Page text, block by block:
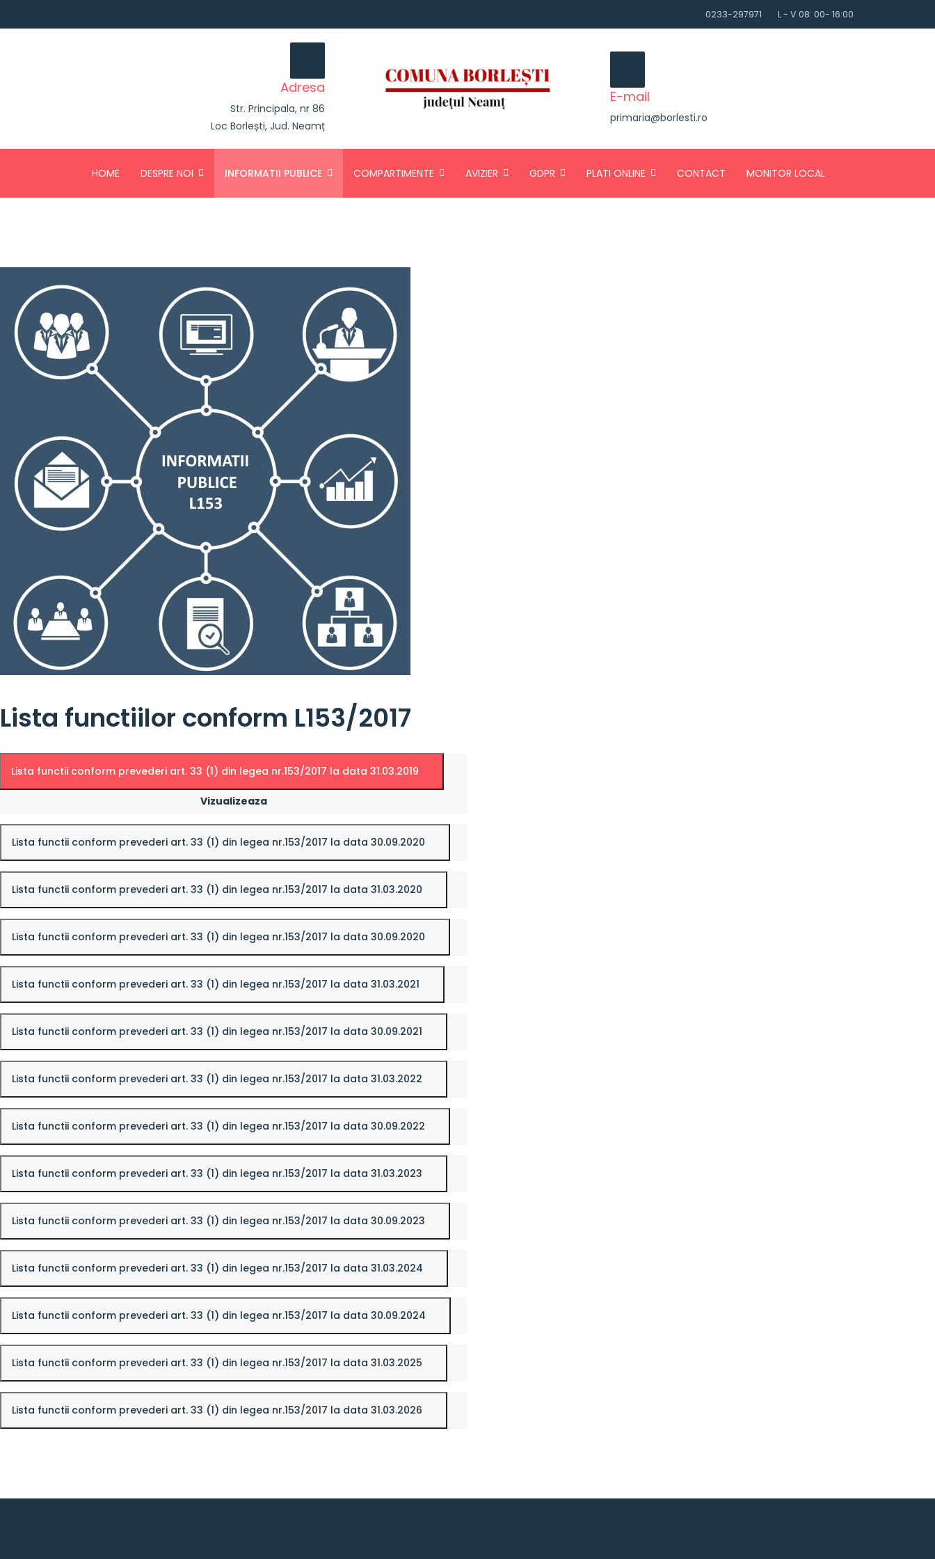
0233-297971 L - V 08: 00- 16:00
Adresa
Str. Principala, nr 86
Loc Borlești, Jud. Neamț
E-mail
primaria@borlesti.ro
HOME DESPRE NOI INFORMATII PUBLICE COMPARTIMENTE AVIZIER GDPR PLATI ONLINE CONTACT MONITOR LOCAL
Lista functiilor conform L153/2017
Lista functii conform prevederi art. 33 (1) din legea nr.153/2017 la data 31.03.2019
Vizualizeaza
Lista functii conform prevederi art. 33 (1) din legea nr.153/2017 la data 30.09.2020
Lista functii conform prevederi art. 33 (1) din legea nr.153/2017 la data 31.03.2020
Lista functii conform prevederi art. 33 (1) din legea nr.153/2017 la data 30.09.2020
Lista functii conform prevederi art. 33 (1) din legea nr.153/2017 la data 31.03.2021
Lista functii conform prevederi art. 33 (1) din legea nr.153/2017 la data 30.09.2021
Lista functii conform prevederi art. 33 (1) din legea nr.153/2017 la data 31.03.2022
Lista functii conform prevederi art. 33 (1) din legea nr.153/2017 la data 30.09.2022
Lista functii conform prevederi art. 33 (1) din legea nr.153/2017 la data 31.03.2023
Lista functii conform prevederi art. 33 (1) din legea nr.153/2017 la data 30.09.2023
Lista functii conform prevederi art. 33 (1) din legea nr.153/2017 la data 31.03.2024
Lista functii conform prevederi art. 33 (1) din legea nr.153/2017 la data 30.09.2024
Lista functii conform prevederi art. 33 (1) din legea nr.153/2017 la data 31.03.2025
Lista functii conform prevederi art. 33 (1) din legea nr.153/2017 la data 31.03.2026